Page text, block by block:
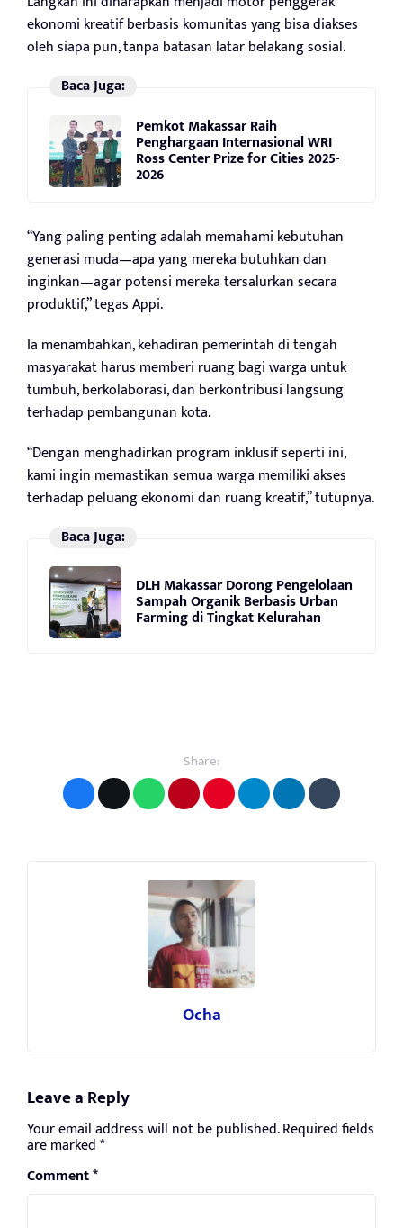
ekonomi kreatif berbasis komunitas yang bisa diakses
oleh siapa pun, tanpa batasan latar belakang sosial.
Baca Juga:
Pemkot Makassar Raih
Penghargaan Internasional WRI
Ross Center Prize for Cities 2025-
2026
“Yang paling penting adalah memahami kebutuhan
generasi muda—apa yang mereka butuhkan dan
inginkan—agar potensi mereka tersalurkan secara
produktif,” tegas Appi.
Ia menambahkan, kehadiran pemerintah di tengah
masyarakat harus memberi ruang bagi warga untuk
tumbuh, berkolaborasi, dan berkontribusi langsung
terhadap pembangunan kota.
“Dengan menghadirkan program inklusif seperti ini,
kami ingin memastikan semua warga memiliki akses
terhadap peluang ekonomi dan ruang kreatif,” tutupnya.
Baca Juga:
DLH Makassar Dorong Pengelolaan
Sampah Organik Berbasis Urban
Farming di Tingkat Kelurahan
Share:
Ocha
Leave a Reply
Your email address will not be published.Required fields
are marked*
Comment*